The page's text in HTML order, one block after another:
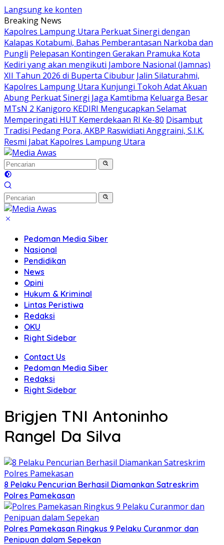
Langsung ke konten
Breaking News
Kapolres Lampung Utara Perkuat Sinergi dengan
Kalapas Kotabumi, Bahas Pemberantasan Narkoba dan
Pungli Pelepasan Kontingen Gerakan Pramuka Kota
Kediri yang akan mengikuti Jambore Nasional (Jamnas)
XII Tahun 2026 di Buperta Cibubur Jalin Silaturahmi,
Kapolres Lampung Utara Kunjungi Tokoh Adat Akuan
Abung Perkuat Sinergi Jaga Kamtibma Keluarga Besar
MTsN 2 Kanigoro KEDIRI Mengucapkan Selamat
Memperingati HUT Kemerdekaan RI Ke-80 Disambut
Tradisi Pedang Pora, AKBP Raswidiati Anggraini, S.I.K.
Resmi Jabat Kapolres Lampung Utara
Pedoman Media Siber
Nasional
Pendidikan
News
Opini
Hukum & Kriminal
Lintas Peristiwa
Redaksi
OKU
Right Sidebar
Contact Us
Pedoman Media Siber
Redaksi
Right Sidebar
Brigjen TNI Antoninho
Rangel Da Silva
8 Pelaku Pencurian Berhasil Diamankan Satreskrim
Polres Pamekasan
Polres Pamekasan Ringkus 9 Pelaku Curanmor dan
Penipuan dalam Sepekan